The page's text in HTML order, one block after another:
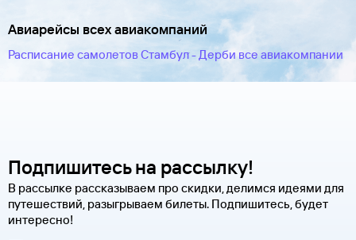
Авиарейсы всех авиакомпаний
Расписание самолетов Стамбул - Дерби все авиакомпании
Подпишитесь на рассылку!
В рассылке рассказываем про скидки, делимся идеями для
путешествий, разыгрываем билеты. Подпишитесь, будет
интересно!